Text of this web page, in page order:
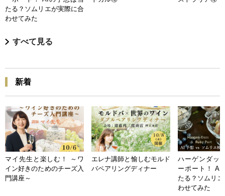
たる？ソムリエが実際に合
わせてみた
すべて見る
新着
マイ先生と楽しむ！ ～ワ
イン好きのためのチーズ入
門講座～
エレナ講師と愉しむモルド
バペアリングディナー
ハーゲンダッ
ーポート！ AI
たる？ソムリ
わせてみた